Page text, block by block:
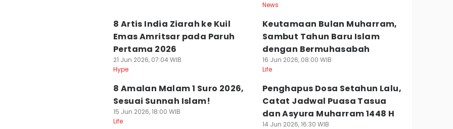
News
8 Artis India Ziarah ke Kuil
Emas Amritsar pada Paruh
Pertama 2026
21 Jun 2026, 07:04 WIB
Hype
Keutamaan Bulan Muharram,
Sambut Tahun Baru Islam
dengan Bermuhasabah
16 Jun 2026, 08:00 WIB
Life
8 Amalan Malam 1 Suro 2026,
Sesuai Sunnah Islam!
15 Jun 2026, 18:00 WIB
Life
Penghapus Dosa Setahun Lalu,
Catat Jadwal Puasa Tasua
dan Asyura Muharram 1448 H
14 Jun 2026, 16:30 WIB